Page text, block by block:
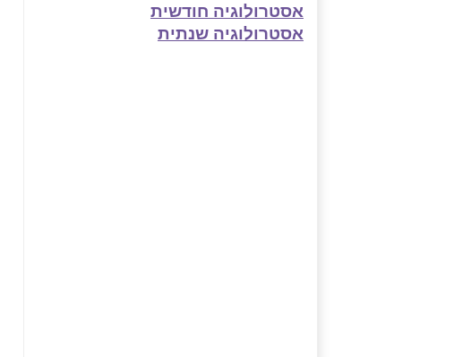
אסטרולוגיה חודשית
אסטרולוגיה שנתית